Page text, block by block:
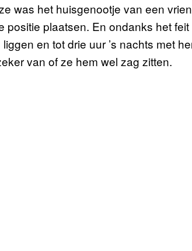
was het huisgenootje van een
positie plaatsen. En ondanks het
en tot drie uur ’s nachts met
van of ze hem wel zag zitten.